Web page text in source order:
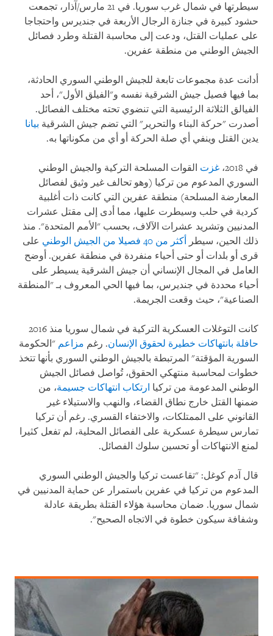
سيطرتها في شمال غرب سوريا. في 21 مارس/آذار، تجمعت
حشود كبيرة في جنازة الرجال الأربعة في جنديرس واحتجاجا
على عمليات القتل، ودعت إلى محاسبة القتلة وطرد فصائل
الجيش الوطني من منطقة عفرين.
أدانت عدة مجموعات تابعة للجيش الوطني السوري الحادثة،
بما فيها فصيل جيش الشرقية نفسه و"الفيلق الأول"، أحد
الفيالق الثلاثة الرئيسية التي تنضوي تحته مختلف الفصائل.
أصدرت "حركة البناء والتحرير" التي تضم جيش الشرقية بيانا
يدين القتل وينفي أي صلة الحركة أو أي من مكوناتها به.
في 2018، غزت القوات المسلحة التركية والجيش الوطني
السوري المدعوم من تركيا (وهو تحالف غير وثيق لفصائل
المعارضة المسلحة) منطقة عفرين التي كانت ذات أغلبية
كردية في حلب وسيطرت عليها، مما أدى إلى مقتل عشرات
المدنيين وتشريد عشرات الآلاف، بحسب "الأمم المتحدة". منذ
ذلك الحين، سيطر أكثر من 40 فصيلا من الجيش الوطني
على
قرى أو بلدات أو حتى أحياء منفردة في منطقة عفرين. أوضح
العامل في المجال الإنساني أن جيش الشرقية يسيطر على
أحياء محددة في جنديرس، بما فيها الحي المعروف بـ "المنطقة
الصناعية"، حيث وقعت الجريمة.
كانت التوغلات العسكرية التركية في شمال سوريا منذ 2016
حافلة بانتهاكات خطيرة لحقوق الإنسان. رغم مزاعم "الحكومة
السورية المؤقتة" المرتبطة بالجيش الوطني السوري بأنها تتخذ
خطوات لمحاسبة منتهكي الحقوق، تُواصل فصائل الجيش
الوطني المدعومة من تركيا ارتكاب انتهاكات جسيمة، من
ضمنها القتل خارج نطاق القضاء، والنهب والاستيلاء غير
القانوني على الممتلكات، والاختفاء القسري. رغم أن تركيا
تمارس سيطرة عسكرية على الفصائل المحلية، لم تفعل كثيرا
لمنع الانتهاكات أو تحسين سلوك الفصائل.
قال آدم كوغل: "تقاعست تركيا والجيش الوطني السوري
المدعوم من تركيا في عفرين باستمرار عن حماية المدنيين في
شمال سوريا. ضمان محاسبة هؤلاء القتلة بطريقة عادلة
وشفافة سيكون خطوة في الاتجاه الصحيح".